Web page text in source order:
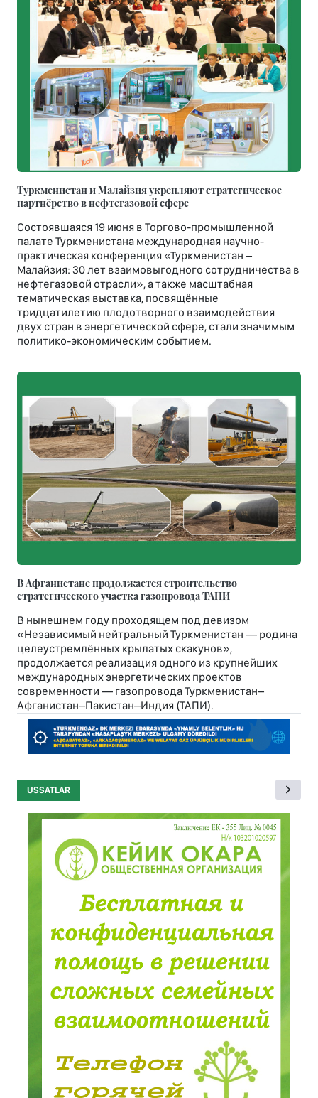
Туркменистан и Малайзия укрепляют стратегическое
партнёрство в нефтегазовой сфере
Состоявшаяся 19 июня в Торгово-промышленной
палате Туркменистана международная научно-
практическая конференция «Туркменистан –
Малайзия: 30 лет взаимовыгодного сотрудничества в
нефтегазовой отрасли», а также масштабная
тематическая выставка, посвящённые
тридцатилетию плодотворного взаимодействия
двух стран в энергетической сфере, стали значимым
политико-экономическим событием.
В Афганистане продолжается строительство
стратегического участка газопровода ТАПИ
В нынешнем году проходящем под девизом
«Независимый нейтральный Туркменистан — родина
целеустремлённых крылатых скакунов»,
продолжается реализация одного из крупнейших
международных энергетических проектов
современности — газопровода Туркменистан–
Афганистан–Пакистан–Индия (ТАПИ).
USSATLAR